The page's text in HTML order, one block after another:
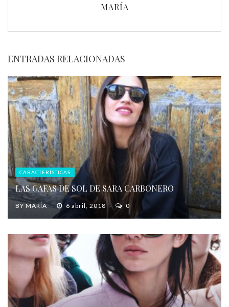
MARÍA
ENTRADAS RELACIONADAS
CARACTERÍSTICAS
LAS GAFAS DE SOL DE SARA CARBONERO
BY MARÍA 6 abril, 2018 0